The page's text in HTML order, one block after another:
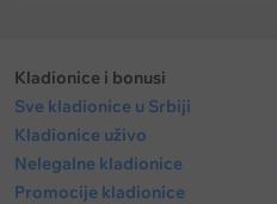
Kladionice i bonusi
Sve kladionice u Srbiji
Kladionice uživo
Nelegalne kladionice
Promocije kladionice